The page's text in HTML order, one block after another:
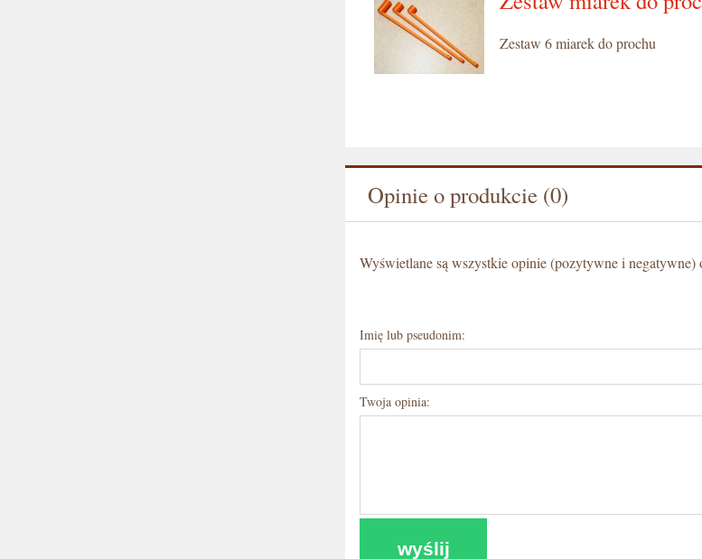
Zestaw 6 miarek do prochu
Opinie o produkcie (0)
Wyświetlane są wszystkie opinie (pozytywne i
Imię lub pseudonim:
Twoja opinia:
wyślij